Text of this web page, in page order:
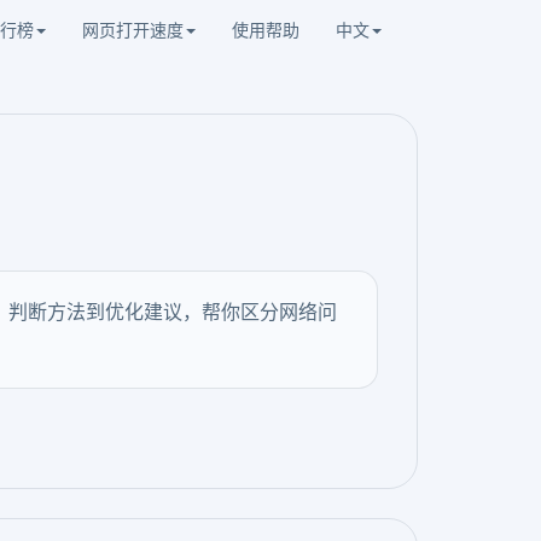
榜 网页打开速度 使用帮助 中文
断方法到优化建议，帮你区分网络问